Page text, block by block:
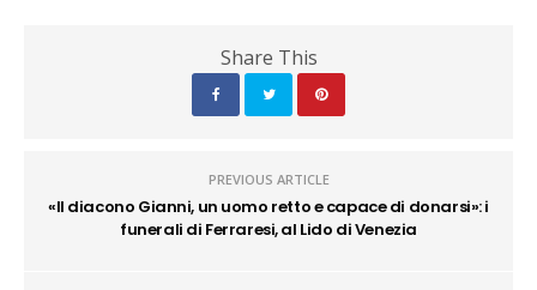
Share This
PREVIOUS ARTICLE
«Il diacono Gianni, un uomo retto e capace di donarsi»: i
funerali di Ferraresi, al Lido di Venezia